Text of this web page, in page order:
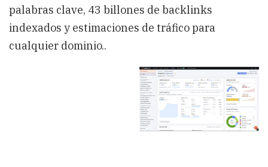
palabras clave, 43 billones de backlinks
indexados y estimaciones de tráfico para
cualquier dominio..